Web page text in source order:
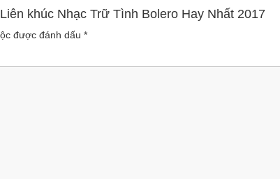
khúc Nhạc Trữ Tình Bolero Hay Nhất 2017
được đánh dấu *